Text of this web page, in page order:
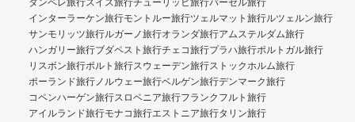
タンペレ旅行スイス旅行チューリッヒ旅行バーゼル旅行
インターラーケン旅行モントルー旅行ツェルマット旅行ルツェルン旅行
サンモリッツ旅行ルガーノ旅行オランダ旅行アムステルダム旅行
ハンガリー旅行ブダペスト旅行チェコ旅行プラハ旅行ポルトガル旅行
リスボン旅行ポルト旅行スウェーデン旅行ストックホルム旅行
ポーランド旅行ノルウェー旅行ベルゲン旅行デンマーク旅行
コペンハーゲン旅行スロベニア旅行フランクフルト旅行
アイルランド旅行モナコ旅行エストニア旅行タリン旅行